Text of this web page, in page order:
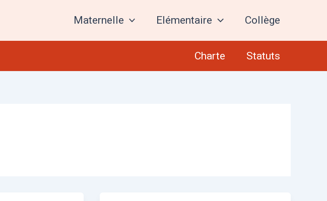
Maternelle Elémentaire Collège
Charte Statuts